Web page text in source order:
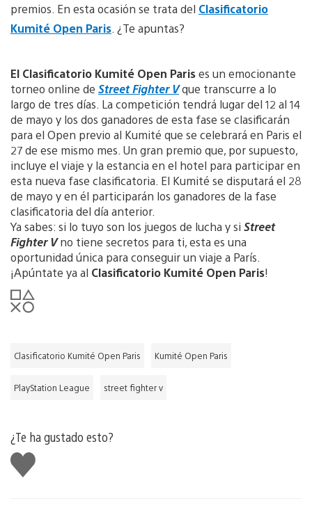
premios. En esta ocasión se trata del Clasificatorio
Kumité Open Paris . ¿Te apuntas?
El Clasificatorio Kumité Open Parises un emocionante
torneo online de Street Fighter Vque transcurre a lo
largo de tres días. La competición tendrá lugar del 12 al 14
de mayo y los dos ganadores de esta fase se clasificarán
para el Open previo al Kumité que se celebrará en Paris el
27 de ese mismo mes. Un gran premio que, por supuesto,
incluye el viaje y la estancia en el hotel para participar en
esta nueva fase clasificatoria. El Kumité se disputará el 28
de mayo y en él participarán los ganadores de la fase
clasificatoria del día anterior.
Ya sabes: si lo tuyo son los juegos de lucha y si Street
Fighter Vno tiene secretos para ti, esta es una
oportunidad única para conseguir un viaje a París.
¡Apúntate ya al Clasificatorio Kumité Open Paris!
Clasificatorio Kumité Open Paris Kumité Open Paris
PlayStation League street fighter v
¿Te ha gustado esto?
Me
gusta